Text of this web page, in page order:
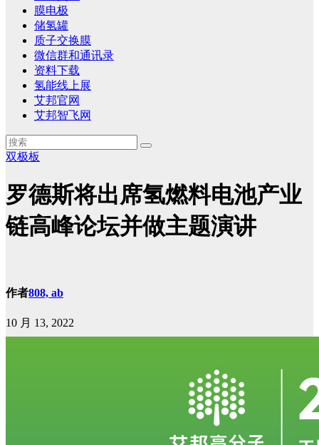
膜电极
储氢罐
质子交换膜
微信群和通讯录
资料下载
氢能线上展
艾邦官网
艾邦智飞网
双极板
罗德斯将出席氢燃料电池产业
链高峰论坛并做主题演讲
作者808, ab
10 月 13, 2022